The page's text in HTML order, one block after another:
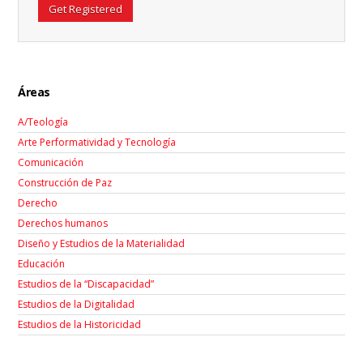
Get Registered
Áreas
A/Teología
Arte Performatividad y Tecnología
Comunicación
Construcción de Paz
Derecho
Derechos humanos
Diseño y Estudios de la Materialidad
Educación
Estudios de la “Discapacidad”
Estudios de la Digitalidad
Estudios de la Historicidad